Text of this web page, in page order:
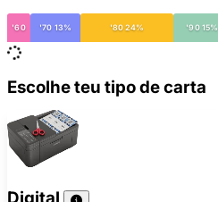
'60 '70 13% '80 24% '90 15%
Escolhe teu tipo de carta